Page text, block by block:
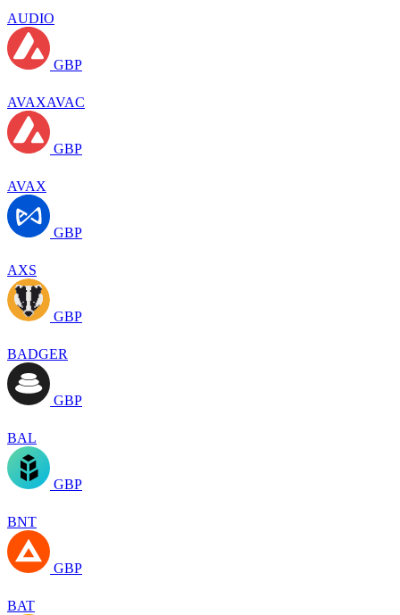
AUDIO
GBP
AVAXAVAC
GBP
AVAX
GBP
AXS
GBP
BADGER
GBP
BAL
GBP
BNT
GBP
BAT